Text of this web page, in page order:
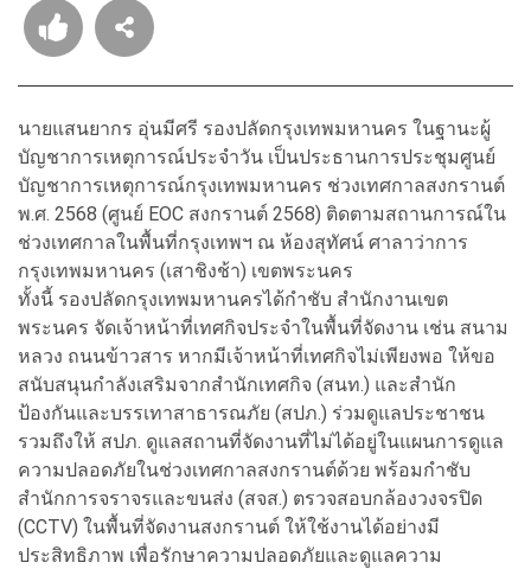
นายแสนยากร อุ่นมีศรี รองปลัดกรุงเทพมหานคร ในฐานะผู้
บัญชาการเหตุการณ์ประจำวัน เป็นประธานการประชุมศูนย์
บัญชาการเหตุการณ์กรุงเทพมหานคร ช่วงเทศกาลสงกรานต์
พ.ศ. 2568 (ศูนย์ EOC สงกรานต์ 2568) ติดตามสถานการณ์ใน
ช่วงเทศกาลในพื้นที่กรุงเทพฯ ณ ห้องสุทัศน์ ศาลาว่าการ
กรุงเทพมหานคร (เสาชิงช้า) เขตพระนคร
ทั้งนี้ รองปลัดกรุงเทพมหานครได้กำชับ สำนักงานเขต
พระนคร จัดเจ้าหน้าที่เทศกิจประจำในพื้นที่จัดงาน เช่น สนาม
หลวง ถนนข้าวสาร หากมีเจ้าหน้าที่เทศกิจไม่เพียงพอ ให้ขอ
สนับสนุนกำลังเสริมจากสำนักเทศกิจ (สนท.) และสำนัก
ป้องกันและบรรเทาสาธารณภัย (สปภ.) ร่วมดูแลประชาชน
รวมถึงให้ สปภ. ดูแลสถานที่จัดงานที่ไม่ได้อยู่ในแผนการดูแล
ความปลอดภัยในช่วงเทศกาลสงกรานต์ด้วย พร้อมกำชับ
สำนักการจราจรและขนส่ง (สจส.) ตรวจสอบกล้องวงจรปิด
(CCTV) ในพื้นที่จัดงานสงกรานต์ ให้ใช้งานได้อย่างมี
ประสิทธิภาพ เพื่อรักษาความปลอดภัยและดูแลความ